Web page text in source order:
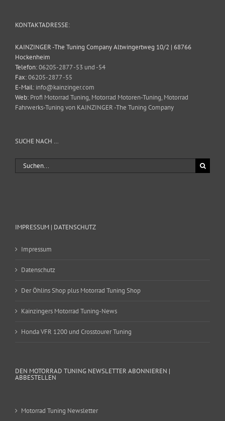
KONTAKTADRESSE:
KAINZINGER -The Tuning Company Altwingertweg 10/2 | 68766
Hockenheim
Telefon:06205-2877 -53 und -54
Fax:06205-2877 -55
E-Mail: info@kainzinger.com
Web: Profi Motorrad Tuning, Motorrad Motoren-Tuning, Motorrad
Fahrwerks-Tuning von KAINZINGER -The Tuning Company
SUCHE NACH …
Suche
nach:
IMPRESSUM | DATENSCHUTZ
Impressum
Datenschutz
Der Öhlins Shop plus Motorrad Tuning Shop
Kainzingers Motorrad Tuning-News
Honda VFR 1200 und Crosstourer Tuning
DEN MOTORRAD TUNING NEWSLETTER ABONNIEREN |
ABBESTELLEN
Motorrad Tuning Newsletter